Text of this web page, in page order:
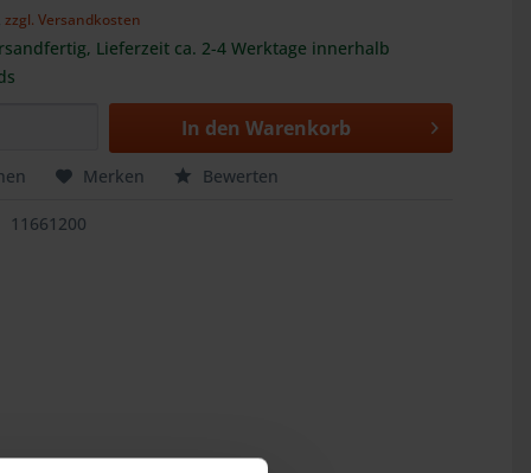
zzgl. Versandkosten
Lieferzeit ca. 2-4 Werktage innerhalb
In den Warenkorb
Merken Bewerten
11661200